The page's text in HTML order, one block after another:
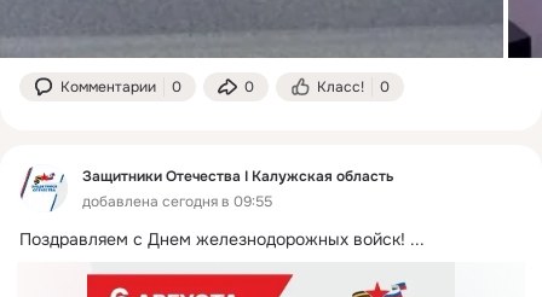
Комментарии 0 0 Класс! 0
Защитники Отечества I Калужская область
добавлена сегодня в 09:55
Поздравляем с Днем железнодорожных войск! ...